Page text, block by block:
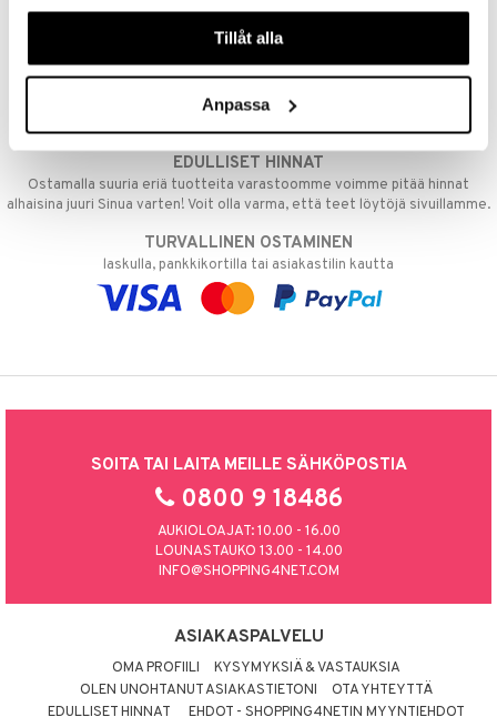
våra cookies vid fortsatt användande av vår webbplats.
Tillåt alla
Anpassa
Aina maksuton vaihtoehto, huolimatta siitä ostatko yksittäisen
tuotteen tai koko tilauksellesi joka ylittää 50 €.
NOPEAT TOIMITUKSET
Ennen kello 13.00 tehdyt tilaukset lähetetään normaalisti samana
EDULLISET HINNAT
Ostamalla suuria eriä tuotteita varastoomme voimme pitää hinnat
alhaisina juuri Sinua varten! Voit olla varma, että teet löytöjä sivuillamme.
TURVALLINEN OSTAMINEN
laskulla, pankkikortilla tai asiakastilin kautta
SOITA TAI LAITA MEILLE SÄHKÖPOSTIA
0800 9 18486
AUKIOLOAJAT: 10.00 - 16.00
LOUNASTAUKO 13.00 - 14.00
INFO@SHOPPING4NET.COM
ASIAKASPALVELU
OMA PROFIILI
KYSYMYKSIÄ & VASTAUKSIA
OLEN UNOHTANUT ASIAKASTIETONI
OTA YHTEYTTÄ
EDULLISET HINNAT
EHDOT - SHOPPING4NETIN MYYNTIEHDOT